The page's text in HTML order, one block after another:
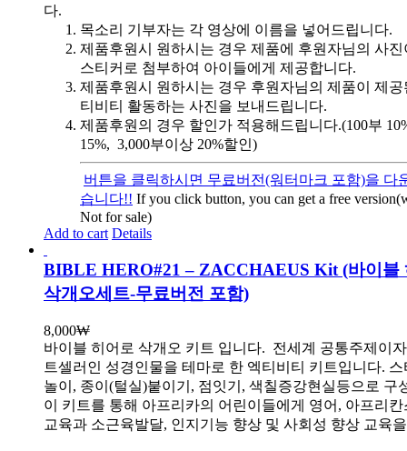
다.
목소리 기부자는 각 영상에 이름을 넣어드립니다.
제품후원시 원하시는 경우 제품에 후원자님의 사
스티커로 첨부하여 아이들에게 제공합니다.
제품후원시 원하시는 경우 후원자님의 제품이 제
티비티 활동하는 사진을 보내드립니다.
제품후원의 경우 할인가 적용해드립니다.(100부
15%, 3,000부이상 20%할인)
버튼을 클릭하시면 무료버전(워터마크 포함)을 다
습니다!! If you click button, you can get a free
Not for sale)
Add to cart Details
BIBLE HERO#21 – ZACCHAEUS Kit (바이블
삭개오세트-무료버전 포함)
8,000₩
바이블 히어로 삭개오 키트 입니다. 전세계 공통주제이
트셀러인 성경인물을 테마로 한 엑티비티 키트입니다.
놀이, 종이(털실)붙이기, 점잇기, 색칠증강현실등으로 구
이 키트를 통해 아프리카의 어린이들에게 영어, 아프리
교육과 소근육발달, 인지기능 향상 및 사회성 향상 교육